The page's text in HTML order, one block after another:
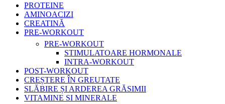
PROTEINE
AMINOACIZI
CREATINĂ
PRE-WORKOUT
PRE-WORKOUT
STIMULATOARE HORMONALE
INTRA-WORKOUT
POST-WORKOUT
CREȘTERE ÎN GREUTATE
SLĂBIRE ȘI ARDEREA GRĂSIMII
VITAMINE SI MINERALE